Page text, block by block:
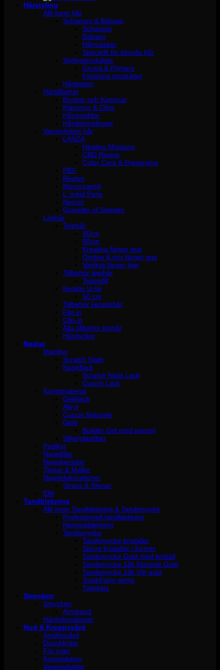
Hårstyling
Allt inom hår
Schampo & Balsam
Schampo
Balsam
Hårmasker
Speciellt för blonda hår
Stylingprodukter
Grund & Primers
Finishing produkter
Hårbotten
Hårtillbehör
Borstar och Kammar
Klämmor & Clips
Hårsnoddar
Hårdekorationer
Varumärken hår
LANZA
Healing Moisture
CBD Revive
Color Care & Preserving
REF
Revlon
Moroccanoil
L´oréal Paris
Neccin
Grazette of Sweden
Löshår
Tejphår
40cm
60cm
Kreativa färger tejp
Ombre & mix färger tejp
Vanliga färger tejp
Tillbehör tejphår
Tejprefill
Keratin U-tip
50 cm
Tillbehör keratinhår
Flip in
Clip-in
Alla tillbehör löshår
Hårdockor
Naglar
Manikyr
Scratch Nails
Nagellack
Scratch Nails Lack
Cuccio Lack
Konstmaterial
Gelélack
Akryl
Cuccio Naturale
Gelé
Builder Gel med pensel
Silke/glasfiber
Pedikyr
Nagelfilar
Nagelpenslar
Tippar & Mallar
Nageldekorationer
Strass & Stenar
Elfil
Tandblekning
Allt inom Tandblekning & Tandsmycke
Professionell tandblekning
Hemmablekning
Tandsmycke
Tandsmycke kristaller
Större kristaller i former
Tandsmycke Guld med kristall
Tandsmycke 18k Klassisk Guld
Tandsmycke 18k Vitt guld
ToothFairy gems
Twinkles
Smycken
Smycken
Armband
Hårdekorationer
Hud & Kroppsvård
Ansiktsvård
Duschkräm
För män
Kroppslotion
Vaxprodukter